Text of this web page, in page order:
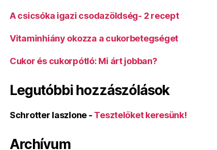
A csicsóka igazi csodazöldség- 2 recept
Vitaminhiány okozza a cukorbetegséget
Cukor és cukorpótló: Mi árt jobban?
Legutóbbi hozzászólások
Schrotter laszlone - Tesztelőket keresünk!
Archívum